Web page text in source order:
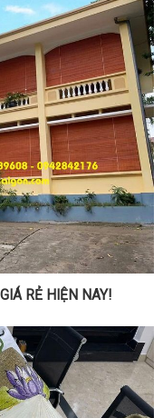
RẺ HIỆN NAY!